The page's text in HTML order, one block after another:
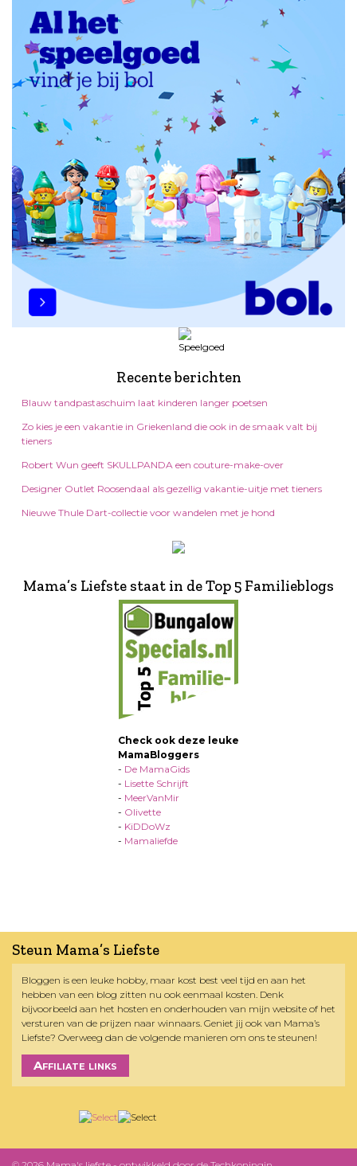
Recente berichten
Blauw tandpastaschuim laat kinderen langer poetsen
Zo kies je een vakantie in Griekenland die ook in de smaak valt bij
tieners
Robert Wun geeft SKULLPANDA een couture-make-over
Designer Outlet Roosendaal als gezellig vakantie-uitje met tieners
Nieuwe Thule Dart-collectie voor wandelen met je hond
Mama’s Liefste staat in de Top 5 Familieblogs
Check ook deze leuke
MamaBloggers
- De MamaGids
- Lisette Schrijft
- MeerVanMir
- Olivette
- KiDDoWz
- Mamaliefde
Steun Mama’s Liefste
Bloggen is een leuke hobby, maar kost best veel tijd en aan het
hebben van een blog zitten nu ook eenmaal kosten. Denk
bijvoorbeeld aan het hosten en onderhouden van mijn website of het
versturen van de prijzen naar winnaars. Geniet jij ook van Mama’s
Liefste? Overweeg dan de volgende manieren om ons te steunen!
Affiliate links